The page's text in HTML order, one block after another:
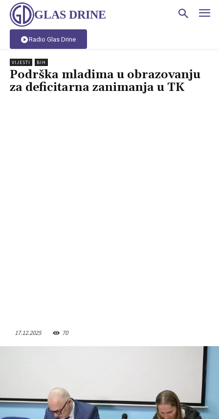
GLAS DRINE
Radio Glas Drine
VIJESTI BIH
Podrška mladima u obrazovanju
za deficitarna zanimanja u TK
17.12.2025 70